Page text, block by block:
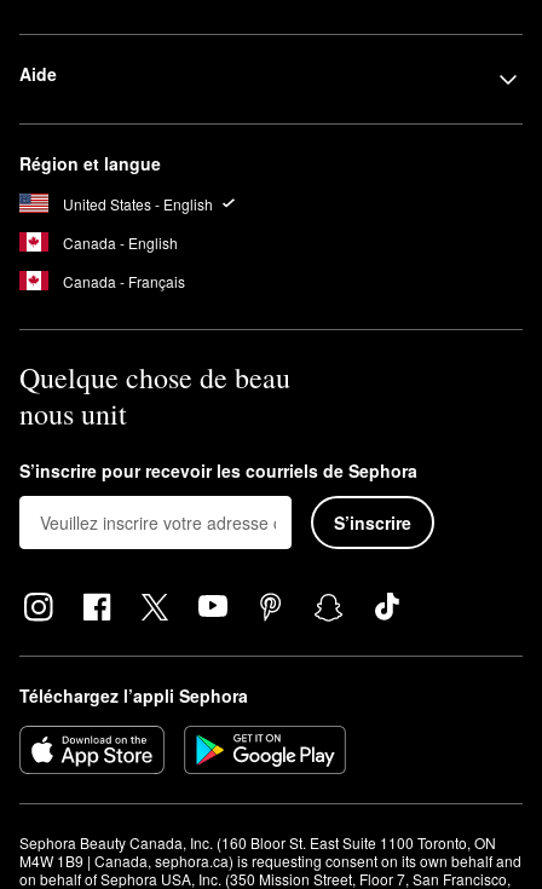
Aide
Région et langue
United States - English
Canada - English
Canada - Français
Quelque chose de beau
nous unit
S’inscrire pour recevoir les courriels de Sephora
S’inscrire
Téléchargez l’appli Sephora
Sephora Beauty Canada, Inc. (160 Bloor St. East Suite 1100 Toronto, ON
M4W 1B9 | Canada, sephora.ca) is requesting consent on its own behalf and
on behalf of Sephora USA, Inc. (350 Mission Street, Floor 7, San Francisco,